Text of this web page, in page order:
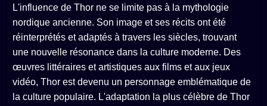
L'influence de Thor ne se limite pas à la mythologie
nordique ancienne. Son image et ses récits ont été
réinterprétés et adaptés à travers les siècles, trouvant
une nouvelle résonance dans la culture moderne. Des
œuvres littéraires et artistiques aux films et aux jeux
vidéo, Thor est devenu un personnage emblématique de
la culture populaire. L'adaptation la plus célèbre de Thor